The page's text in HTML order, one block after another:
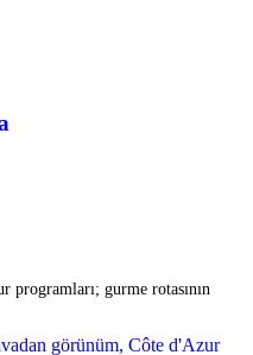
gurme rotasının